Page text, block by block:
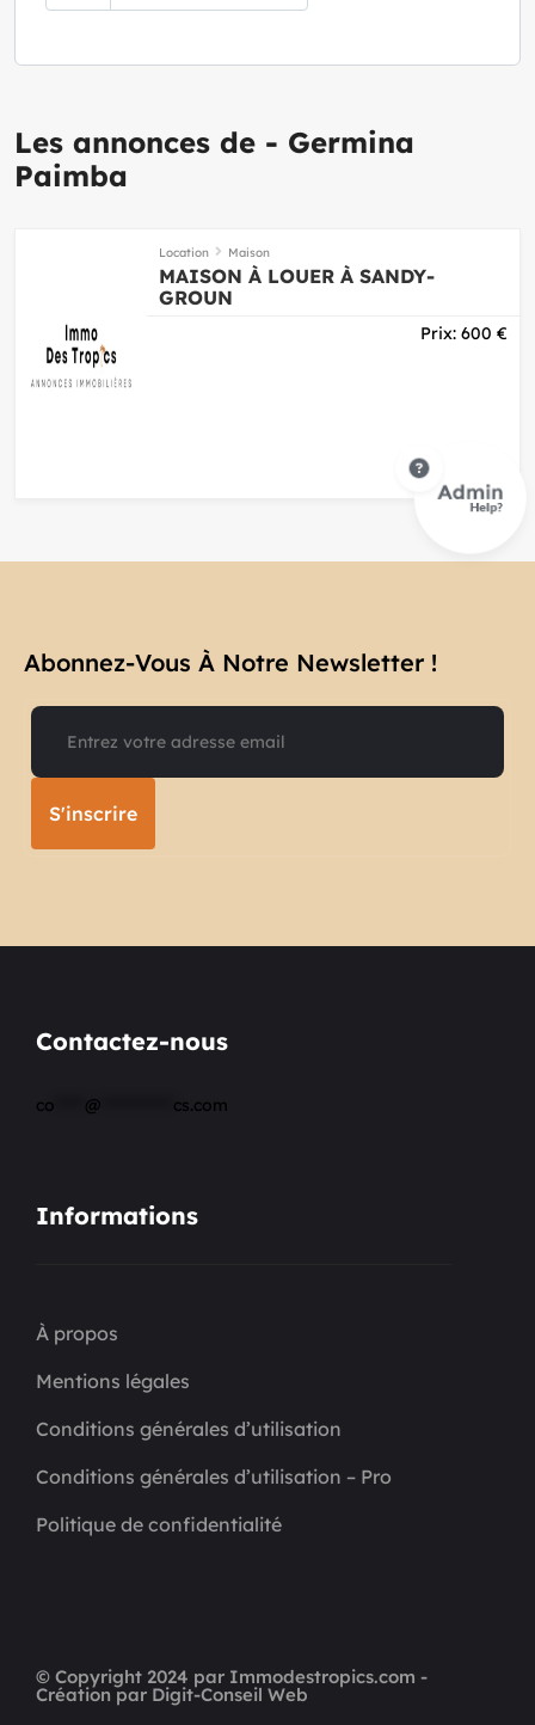
Les annonces de - Germina
Paimba
Location Maison
MAISON À LOUER À SANDY-
GROUN
Prix: 600 €
Abonnez-Vous À Notre Newsletter !​
S'inscrire
Contactez-nous
co @ cs.com
Informations
À propos
Mentions légales
Conditions générales d’utilisation
Conditions générales d’utilisation – Pro
Politique de confidentialité
© Copyright 2024 par Immodestropics.com -
Création par Digit-Conseil Web